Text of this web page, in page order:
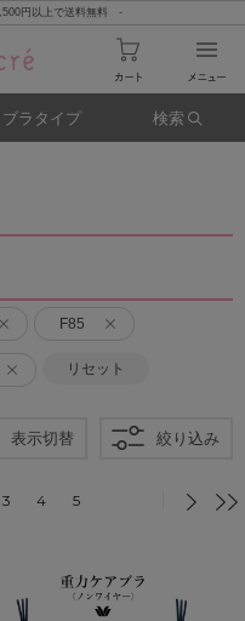
円以上で送料無料 -
ブラタイプ 検索
F85
リセット
表示切替 絞り込み
3 4 5